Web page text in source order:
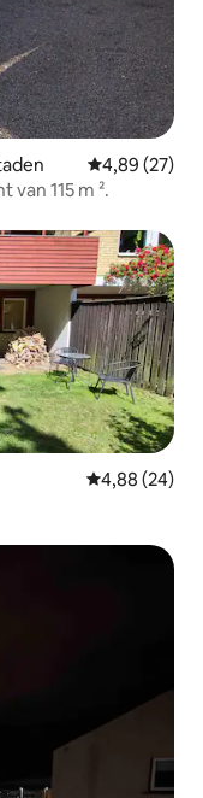
Gemiddelde
4,89 (27)
115 m ².
Gemiddelde
4,88 (24)